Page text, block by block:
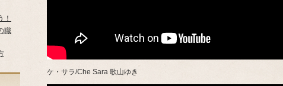
ケ・サラ/Che Sara 歌山ゆき
！
職